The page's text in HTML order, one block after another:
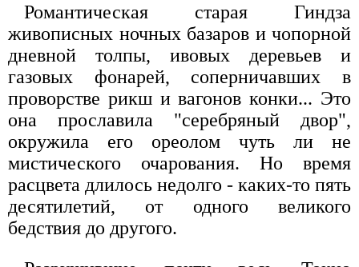
Романтическая старая Гиндза
живописных ночных базаров и чопорной
дневной толпы, ивовых деревьев и
газовых фонарей, соперничавших в
проворстве рикш и вагонов конки... Это
она прославила "серебряный двор",
окружила его ореолом чуть ли не
мистического очарования. Но время
расцвета длилось недолго - каких-то пять
десятилетий, от одного великого
бедствия до другого.